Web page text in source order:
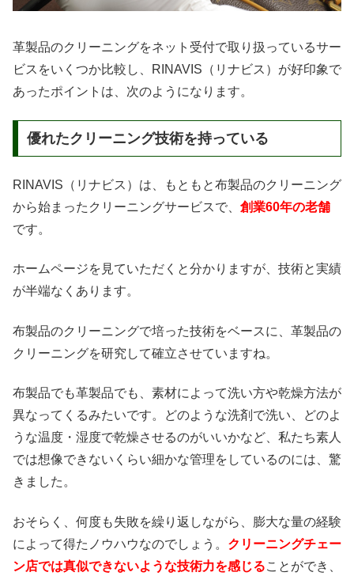
革製品のクリーニングをネット受付で取り扱っているサー
ビスをいくつか比較し、RINAVIS（リナビス）が好印象で
あったポイントは、次のようになります。
優れたクリーニング技術を持っている
RINAVIS（リナビス）は、もともと布製品のクリーニング
から始まったクリーニングサービスで、 創業60年の老舗
です。
ホームページを見ていただくと分かりますが、技術と実績
が半端なくあります。
布製品のクリーニングで培った技術をベースに、革製品の
クリーニングを研究して確立させていますね。
布製品でも革製品でも、素材によって洗い方や乾燥方法が
異なってくるみたいです。どのような洗剤で洗い、どのよ
うな温度・湿度で乾燥させるのがいいかなど、私たち素人
では想像できないくらい細かな管理をしているのには、驚
きました。
おそらく、何度も失敗を繰り返しながら、膨大な量の経験
によって得たノウハウなのでしょう。 クリーニングチェー
ン店では真似できないような技術力を感じることができ、